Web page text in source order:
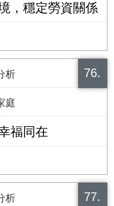
，穩定勞資關係
76.
析
庭
福同在
77.
析